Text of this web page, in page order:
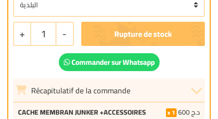
+ 1 -
Commander sur Whatsapp
Récapitulatif de la commande
CACHE MEMBRAN JUNKER +ACCESSOIRES 1 600د.ج